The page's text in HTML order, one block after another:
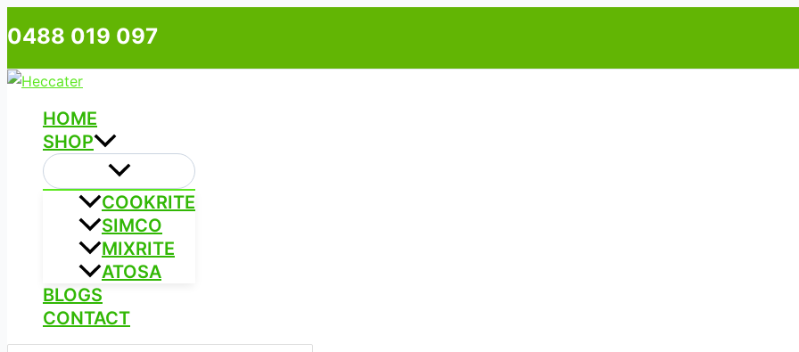
Skip
to
0488 019 097
HOME
SHOP
COOKRITE
SIMCO
MIXRITE
ATOSA
BLOGS
CONTACT
Type
here..
Name* Email* Website